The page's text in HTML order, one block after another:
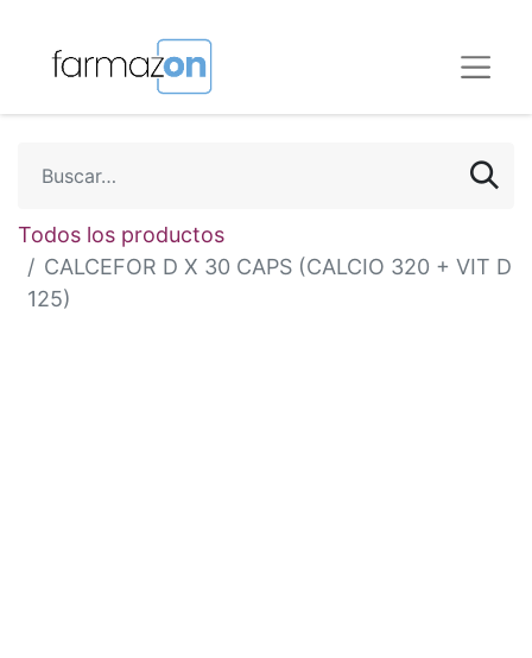
Todos los productos
CALCEFOR D X 30 CAPS (CALCIO 320 + VIT D
125)